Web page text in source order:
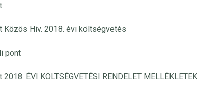
Közös Hiv. 2018. évi költségvetés
pont
ÉVI KÖLTSÉGVETÉSI RENDELET MELLÉKLETEK